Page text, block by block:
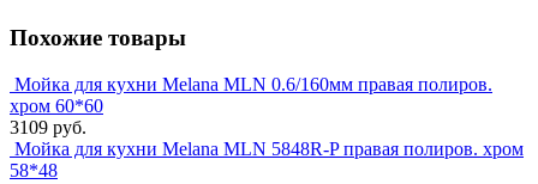
Похожие товары
Мойка для кухни Melana MLN 0.6/160мм правая полиров.
хром 60*60
3109 руб.
Мойка для кухни Melana MLN 5848R-P правая полиров. хром
58*48